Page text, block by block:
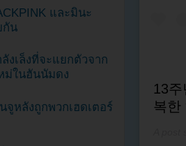
13주
복
และมินะ
กัน
งเล็งที่จะแยกตัวจาก
ม่ในฮันนัมดง
หลังถูกพวกเฮดเตอร์